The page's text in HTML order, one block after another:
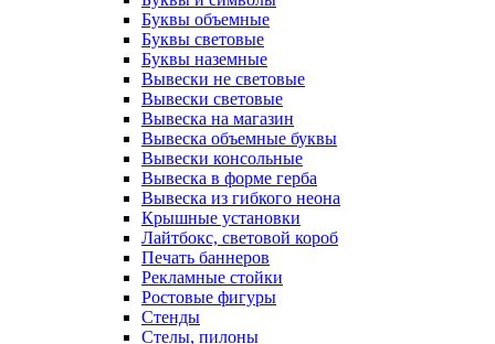
Буквы объемные
Буквы световые
Буквы наземные
Вывески не световые
Вывески световые
Вывеска на магазин
Вывеска объемные буквы
Вывески консольные
Вывеска в форме герба
Вывеска из гибкого неона
Крышные установки
Лайтбокс, световой короб
Печать баннеров
Рекламные стойки
Ростовые фигуры
Стенды
Стелы, пилоны